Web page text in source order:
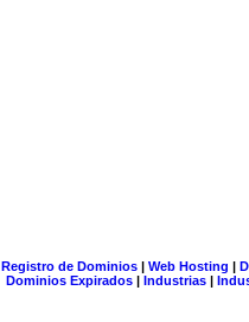
Registro de Dominios| Web Hosting |
Dominios Expirados | Industrias |